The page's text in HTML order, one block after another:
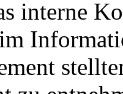
interne